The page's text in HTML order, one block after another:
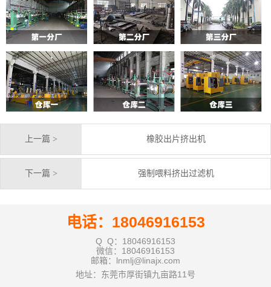
上一篇 > 橡胶出片挤出机
下一篇 > 强制喂料挤出过滤机
电话：18046916153
Q Q：18046916153
微信：18046916153
邮箱：lnmlj@linajx.com
地址：东莞市厚街镇九亩路11号